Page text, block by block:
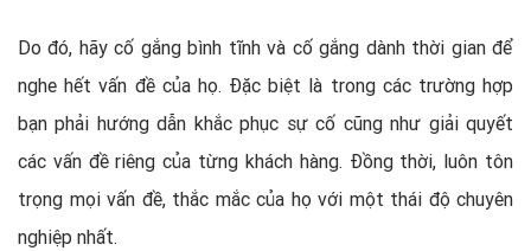
Do đó, hãy cố gắng bình tĩnh và cố gắng dành thời gian để
nghe hết vấn đề của họ. Đặc biệt là trong các trường hợp
bạn phải hướng dẫn khắc phục sự cố cũng như giải quyết
các vấn đề riêng của từng khách hàng. Đồng thời, luôn tôn
trọng mọi vấn đề, thắc mắc của họ với một thái độ chuyên
nghiệp nhất.